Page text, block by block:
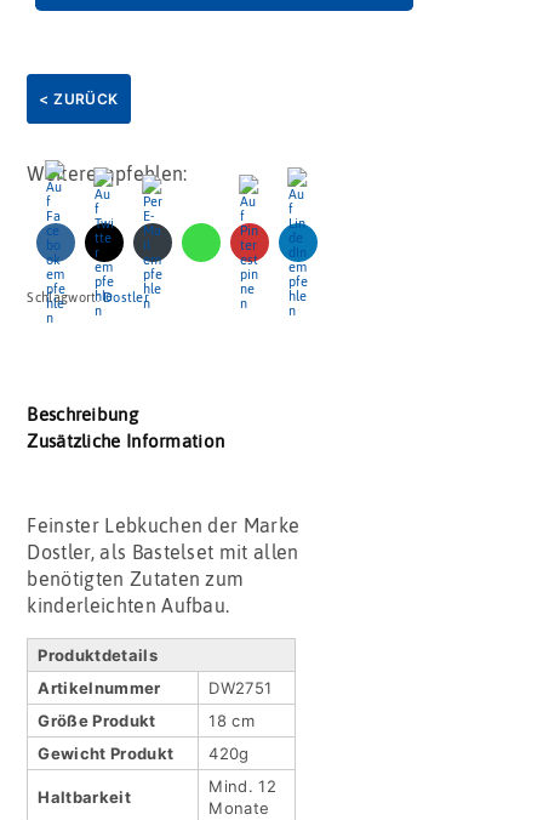
< ZURÜCK
Weiterempfehlen:
Schlagwort:Dostler
Beschreibung
Zusätzliche Information
Feinster Lebkuchen der Marke
Dostler, als Bastelset mit allen
benötigten Zutaten zum
kinderleichten Aufbau.
Produktdetails
Artikel­nummer
DW2751
Größe Produkt
18 cm
Gewicht Produkt
420g
Haltbar­keit
Mind. 12
Monate